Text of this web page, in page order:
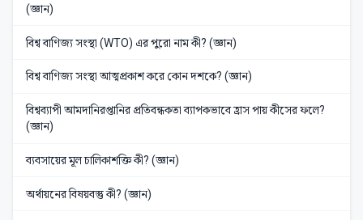
(জ্ঞান)
বিশ্ব বাণিজ্য সংস্থা (WTO) এর পুরো নাম কী? (জ্ঞান)
বিশ্ব বাণিজ্য সংস্থা আত্মপ্রকাশ করে কোন দশকে? (জ্ঞান)
বিশ্বব্যাপী আমদানিরপ্তানির প্রতিবন্ধকতা ব্যাপকভাবে হ্রাস পায় কীসের ফলে?
(জ্ঞান)
ব্যবসায়ের মূল চালিকাশক্তি কী? (জ্ঞান)
অর্থায়নের বিষয়বস্তু কী? (জ্ঞান)